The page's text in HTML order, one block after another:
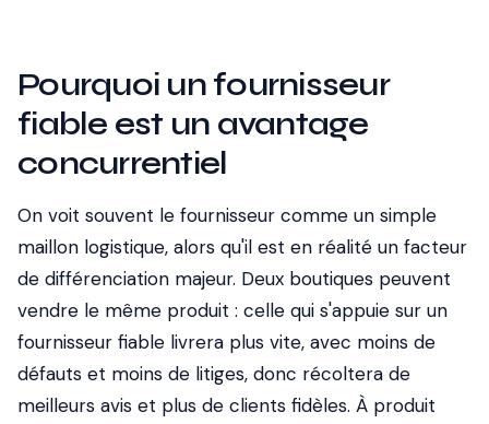
Pourquoi un fournisseur
fiable est un avantage
concurrentiel
On voit souvent le fournisseur comme un simple
maillon logistique, alors qu'il est en réalité un facteur
de différenciation majeur. Deux boutiques peuvent
vendre le même produit : celle qui s'appuie sur un
fournisseur fiable livrera plus vite, avec moins de
défauts et moins de litiges, donc récoltera de
meilleurs avis et plus de clients fidèles. À produit